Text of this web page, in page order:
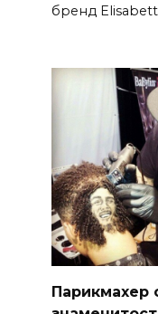
бренд
Парикмахер